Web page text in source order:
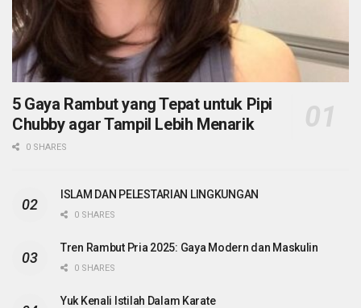
5 Gaya Rambut yang Tepat untuk Pipi
Chubby agar Tampil Lebih Menarik
0 SHARES
ISLAM DAN PELESTARIAN LINGKUNGAN
0 SHARES
Tren Rambut Pria 2025: Gaya Modern dan Maskulin
0 SHARES
Yuk Kenali Istilah Dalam Karate